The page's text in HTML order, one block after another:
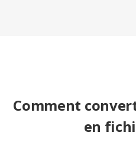
Comment
en